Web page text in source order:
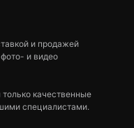
и продажей
и видео
качественные
специалистами.